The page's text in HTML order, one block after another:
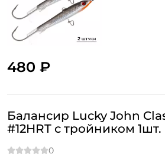
480 ₽
Балансир Lucky John
#12HRT с тройником 1шт.